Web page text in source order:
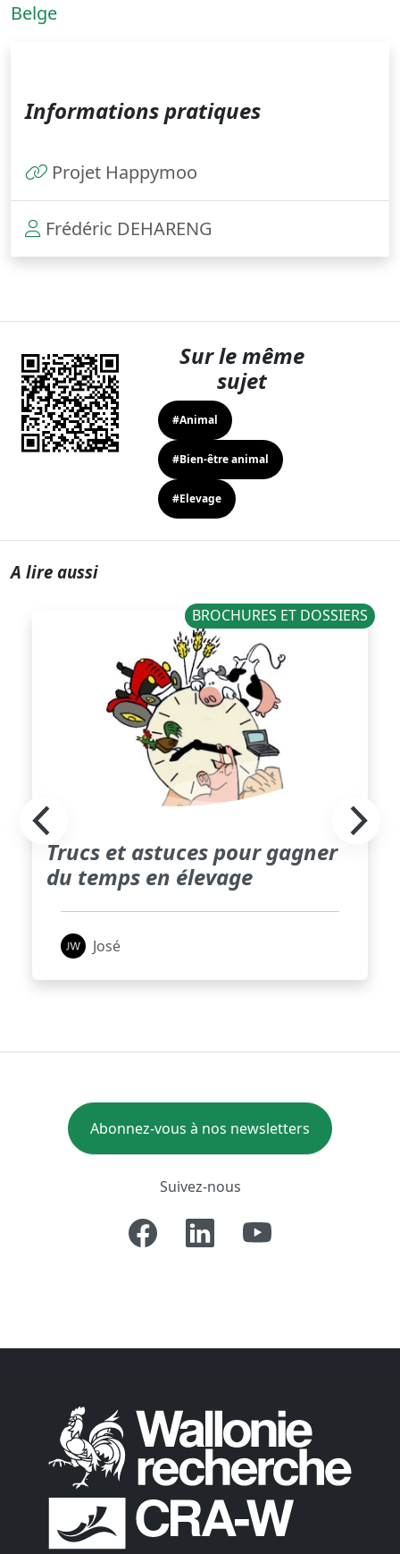
Belge
Informations pratiques
Projet Happymoo
Frédéric DEHARENG
Sur le même
sujet
#Animal
#Bien-être animal
#Elevage
A lire aussi
BROCHURES ET DOSSIERS
Trucs et astuces pour gagner
du temps en élevage
José
Abonnez-vous à nos newsletters
Suivez-nous